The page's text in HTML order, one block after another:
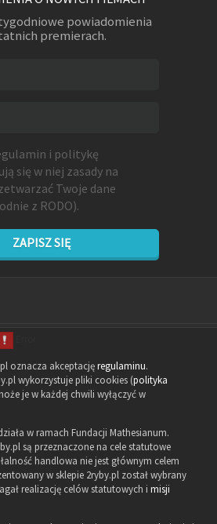
powiadomienia
premierach.
i politykę
się w niej zasady na
Twoje dane
z RODO).
ZAPISZ SIĘ
oznacza akceptacjęregulaminu.
wykorzystuje pliki cookies (polityka
je w każdej chwili wyłączyć w
w ramach Fundacji Mathesianum.
są przeznaczone na cele statutowe
handlowa nie jest głównym celem
w sklepie 2ryby.pl został wybrany
realizację celów statutowych i misji